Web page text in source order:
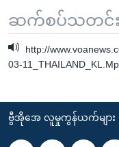
ဆက်စပ်သတင်းမ
http://
03-
ဗွီအိုအေ လူမှုကွန်ယက်များ